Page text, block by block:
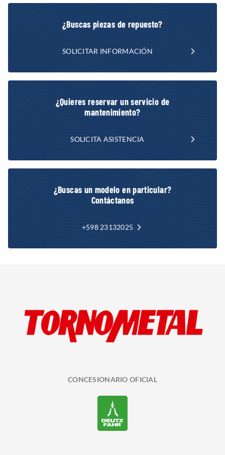
¿Buscas piezas de repuesto?
SOLICITAR INFORMACIÓN
¿Quieres reservar un servicio de
mantenimiento?
SOLICITA ASISTENCIA
¿Buscas un modelo en particular?
Contáctanos
+598 23132025
CONCESIONARIO OFICIAL